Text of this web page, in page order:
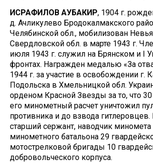
ИСРАФИЛОВ АУБАКИР, 1904 г.
д. Ачликулево Бродокалмакского
Челябинской обл., мобилизован
Свердловской обл. в марте 1943 г.
июля 1943 г. служил на Брянском и I
фронтах. Награжден медалью «За
1944 г. за участие в освобождении г.
Подольска в Хмельницкой обл.
орденом Красной Звезды за то, что 30
его минометный расчет уничтожил
противника и до взвода гитлеровцев.
старший сержант, наводчик
минометного батальона 29
мотострелковой бригады 10
добровольческого корпуса.